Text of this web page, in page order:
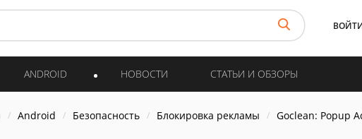
ANDROID НОВОСТИ СТАТЬИ И ОБЗОРЫ
Android Безопасность Блокировка рекламы Goclean: Popup